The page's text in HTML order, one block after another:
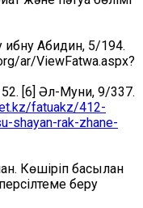
ибну Абидин, 5/194.
ViewFatwa.aspx?
[6] Әл-Муғни, 9/337.
fatuakz/412-
shayan-rak-zhane-
Көшіріп басылған
беру